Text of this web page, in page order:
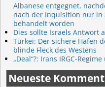
Albanese entgegnet,
nach der Inquisition nur in
behandelt worden
Dies sollte Israels Antwort
Türkei: Der sichere Hafen
blinde Fleck des Westens
„Deal“?: Irans IRGC-
Neueste